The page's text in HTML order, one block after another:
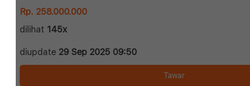
Rp. 258.000.000
dilihat 145x
diupdate 29 Sep 2025 09:50
Tawar